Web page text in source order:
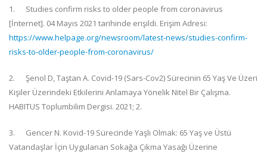
1.
Studies confirm risks to older people from coronavirus
[İnternet]. 04 Mayıs 2021 tarihinde erişildi. Erişim Adresi:
https://www.helpage.org/newsroom/latest-news/studies-confirm-
risks-to-older-people-from-coronavirus/
2.
Şenol D, Taştan A. Covid-19 (Sars-Cov2) Sürecinin 65 Yaş Ve Üzeri
Kişiler Üzerindeki Etkilerini Anlamaya Yönelik Nitel Bir Çalışma.
HABITUS Toplumbilim Dergisi. 2021; 2.
3.
Gencer N. Kovid-19 Sürecinde Yaşlı Olmak: 65 Yaş ve Üstü
Vatandaşlar İçin Uygulanan Sokağa Çıkma Yasağı Üzerine